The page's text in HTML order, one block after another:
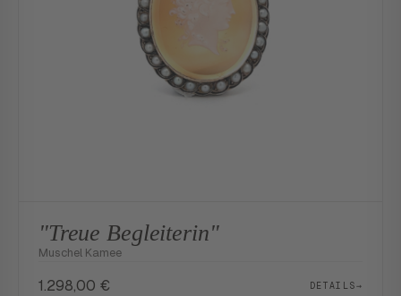
"Treue Begleiterin"
Muschel Kamee
1.298,00 € DETAILS→